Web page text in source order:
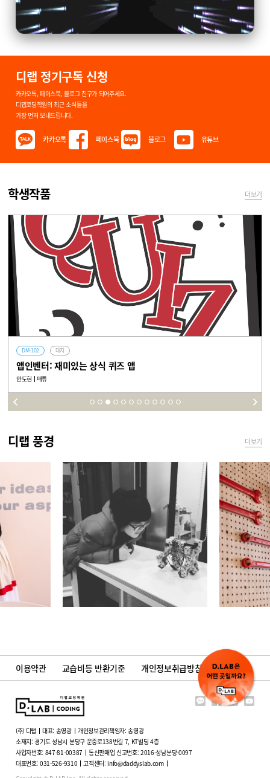
디랩 정기구독 신청
카카오톡, 페이스북, 블로그 친구가 되어주세요.
디랩코딩학원의 최근 소식들을
가장 먼저 보내드립니다.
카카오톡 페이스북 블로그 유튜브
학생작품
DM-102 대치
앱인벤터: 재미있는 상식 퀴즈 앱
안도현 매튜
더보기
디랩 풍경 더보기
이용약관 교습비등 반환기준 개인정보취급방침
(주) 디랩 대표: 송영광
개인정보관리책임자: 송영광
소재지:경기도 성남시 분당구 운중로138번길 7, KT빌딩 4층
사업자번호: 847-81-00387
통신판매업 신고번호: 2016-성남분당-0097
대표번호:031-526-9310 고객센터:info@daddyslab.com